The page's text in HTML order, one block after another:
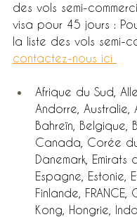
des vols semi-
visa pour 45 jours :
la liste des vols semi-
contactez-nous ici
Afrique du Sud,
Andorre, Australie,
Bahreïn, Belgique,
Canada, Corée
Danemark, Emirats
Espagne, Estonie,
Finlande,
Kong, Hongrie,